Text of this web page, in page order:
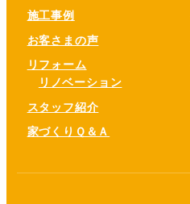
施工事例
お客さまの声
リフォーム
リノベーション
スタッフ紹介
家づくりＱ＆Ａ